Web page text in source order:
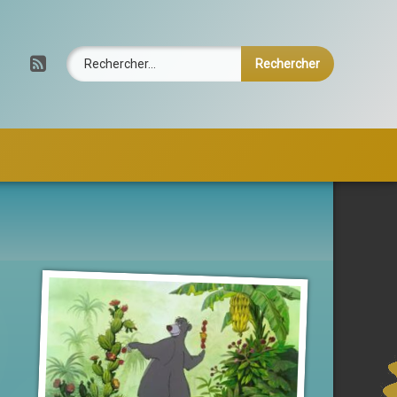
RSSRechercher :